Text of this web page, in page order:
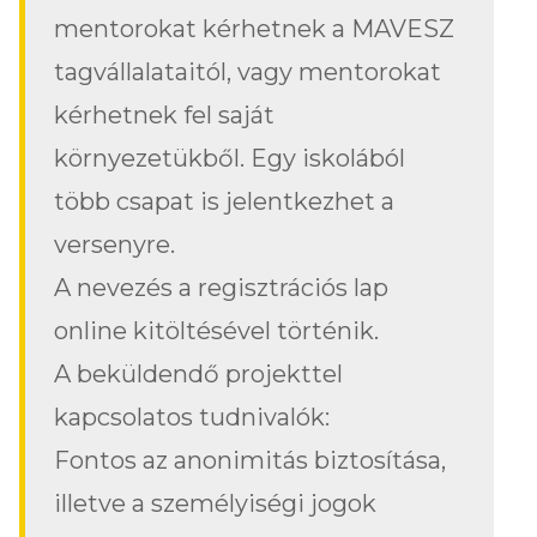
mentorokat kérhetnek a MAVESZ
tagvállalataitól, vagy mentorokat
kérhetnek fel saját
környezetükből. Egy iskolából
több csapat is jelentkezhet a
versenyre.
A nevezés a regisztrációs lap
online kitöltésével történik.
A beküldendő projekttel
kapcsolatos tudnivalók:
Fontos az anonimitás biztosítása,
illetve a személyiségi jogok